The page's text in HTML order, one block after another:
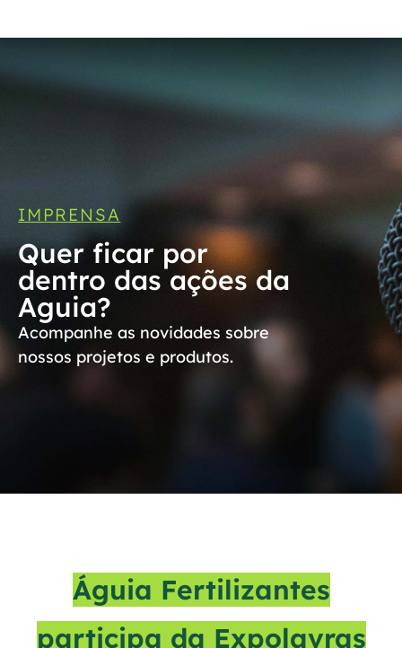
IMPRENSA
Quer ficar por
dentro das ações da
Aguia?
Acompanhe as novidades sobre
nossos projetos e produtos.
Águia Fertilizantes
participa da Expolavras